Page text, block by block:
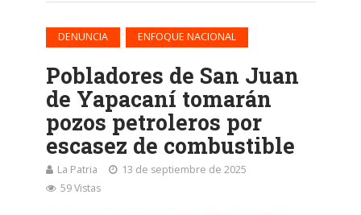
DENUNCIA ENFOQUE NACIONAL
Pobladores de San Juan
de Yapacaní tomarán
pozos petroleros por
escasez de combustible
La Patria
13 de septiembre de 2025
59 Vistas